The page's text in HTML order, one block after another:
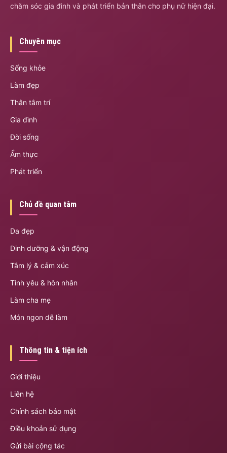
chăm sóc gia đình và phát triển bản thân cho phụ nữ hiện đại.
Chuyên mục
Sống khỏe
Làm đẹp
Thân tâm trí
Gia đình
Đời sống
Ẩm thực
Phát triển
Chủ đề quan tâm
Da đẹp
Dinh dưỡng & vận động
Tâm lý & cảm xúc
Tình yêu & hôn nhân
Làm cha mẹ
Món ngon dễ làm
Thông tin & tiện ích
Giới thiệu
Liên hệ
Chính sách bảo mật
Điều khoản sử dụng
Gửi bài cộng tác